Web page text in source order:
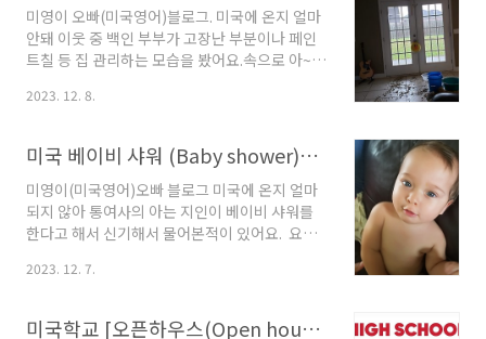
가 있는데 굳이~~ 우리나라 비교한다면 입주자
대표, 관리실 그리고 경비실을 합한 개념 정도랄
까요? 우리 역시 이사 하기전 호아(HOA)를 꼼꼼
행히 HOA의 체계가 잘 잡혀있었고 위력과 엄격
답니다. 오늘은 '미국주택문화의 호아(HOA)'..
미영이 오빠(미국영어)블로그. 미국에 온지 얼마
안돼 이웃 중 백인 부부가 고장난 부분이나 페인
트칠 등 집 관리하는 모습을 봤어요.속으로 아~
남편이라고 생각했던 수리하던 아저씨와 앞집 아
나중에 알고 보니 남편분이 아니라 아줌마를 도
와주러 온 Handyman(핸디맨)이었죠. 미국 영
화를 봐도 손재주 좋은 동네 청년이 이웃 부인집
에 방문해 자신을 소개하고 일당(보수)을 정하고
고용되는 장면을 볼 수 있을 것입니다. 우리 가족
Mr.Paul씨를 고용했고 여러해 그의 도움을 받았
고 정직하시고 뒷문 새로 교체하기, 변기 고치기..
2023. 12. 8.
미국 베이비 샤워 (Baby shower)꿑팁 들여다보기
미영이(미국영어)오빠 블로그 미국에 온지 얼마
되지 않아 통여사의 아는 지인이 베이비 샤워를
한다고 해서 신기해서 물어본적이 있어요. 요즘
얻고 있고 많은 분들이 이미 경험해보셨을겁니
대해 알아 보려고 해요.1. 베이비 샤워(Baby
2023. 12. 7.
미국학교 [오픈하우스(Open house)], 왜 한국학교는 이런게 없을까?